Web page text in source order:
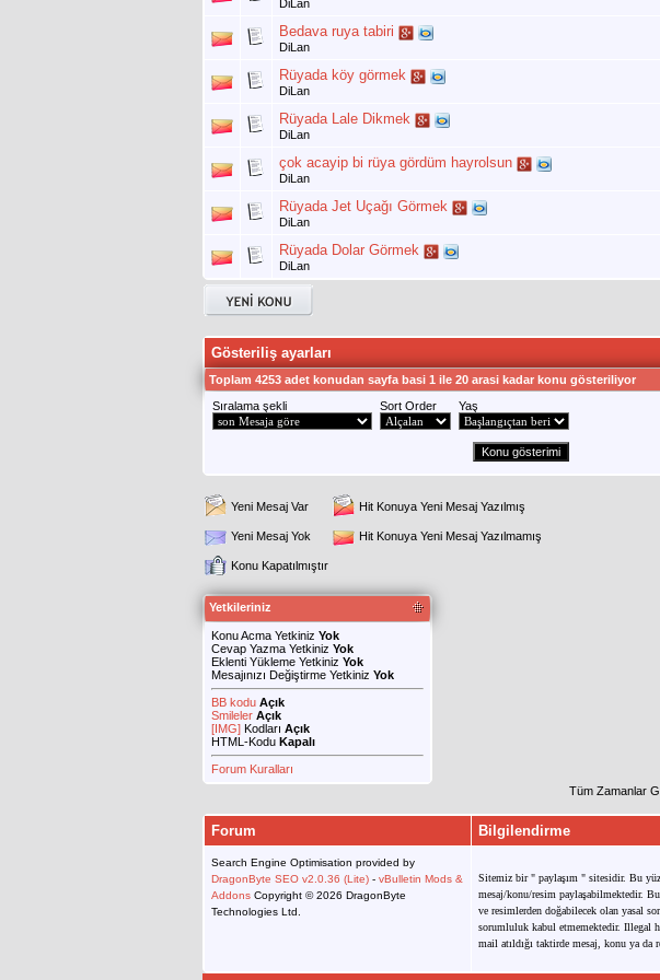
DiLan
Bedava ruya tabiri
DiLan
Rüyada köy görmek
DiLan
Rüyada Lale Dikmek
DiLan
çok acayip bi rüya gördüm hayrolsun
DiLan
Rüyada Jet Uçağı Görmek
DiLan
Rüyada Dolar Görmek
DiLan
Gösteriliş ayarları
Toplam 4253 adet konudan sayfa basi 1 ile 20 arasi kadar konu gösteriliyor
Sıralama şekli
Sort Order Yaş
Yeni Mesaj Var Hit Konuya Yeni Mesaj Yazılmış
Yeni Mesaj Yok Hit Konuya Yeni Mesaj Yazılmamış
Konu Kapatılmıştır
Yetkileriniz
Konu Acma Yetkiniz Yok
Cevap Yazma Yetkiniz Yok
Eklenti Yükleme Yetkiniz Yok
Mesajınızı Değiştirme Yetkiniz Yok
BB kodu Açık
Smileler Açık
[IMG] Kodları Açık
HTML-Kodu Kapalı
Forum Kuralları
Tüm Zamanlar
Forum Bilgilendirme
Search Engine Optimisation provided by
DragonByte SEO v2.0.36 (Lite) - vBulletin Mods &
Addons Copyright © 2026 DragonByte
Technologies Ltd.
Sitemiz bir " paylaşım " sitesidir. Bu
mesaj/konu/resim paylaşabilmektedir.
ve resimlerden doğabilecek olan yasal
sorumluluk kabul etmemektedir. Illegal
mail atıldığı taktirde mesaj, konu ya da